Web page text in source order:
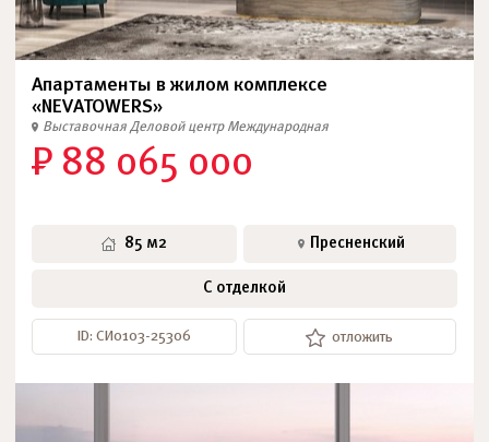
Апартаменты в жилом комплексе
«NEVATOWERS»
Выставочная Деловой центр Международная
₽ 88 065 000
85 м2 Пресненский
С отделкой
ID: СИ0103-25306 отложить